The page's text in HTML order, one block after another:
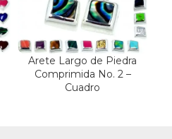
Arete Largo de Piedra
Comprimida No. 2 –
Cuadro